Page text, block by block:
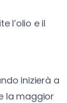
l’olio e il
inizierà a
la maggior